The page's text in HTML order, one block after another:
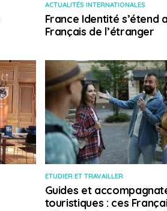
ACTUALITÉS INTERNATIONALES
France Identité s’étend
Français de l’étranger
ETUDIER ET TRAVAILLER
Guides et
touristiques : ces